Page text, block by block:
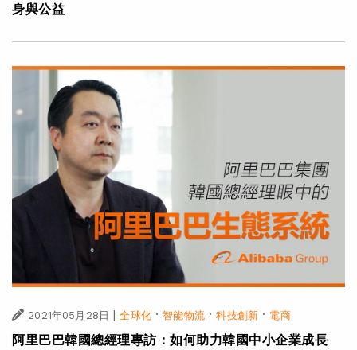
身與公益
2021年05月28日 全球化·智能物流·科技創新 · 電商
阿里巴巴韓國總經理專訪：如何助力韓國中小企業成長